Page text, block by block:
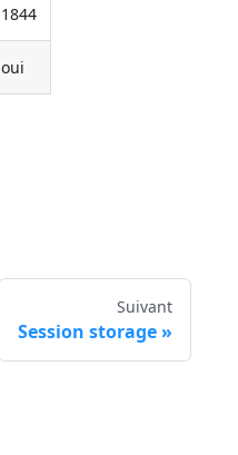
1844
oui
Suivant
Session storage